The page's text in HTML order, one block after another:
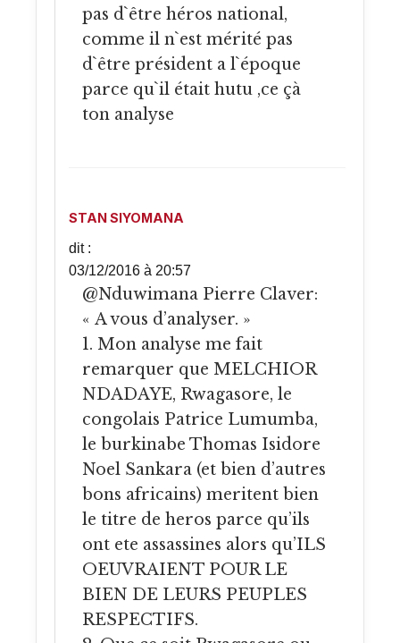
pas d`être héros national,
comme il n`est mérité pas
d`être président a l`époque
parce qu`il était hutu ,ce çà
ton analyse
STAN SIYOMANA
dit :
03/12/2016 à 20:57
@Nduwimana Pierre Claver:
« A vous d’analyser. »
1. Mon analyse me fait
remarquer que MELCHIOR
NDADAYE, Rwagasore, le
congolais Patrice Lumumba,
le burkinabe Thomas Isidore
Noel Sankara (et bien d’autres
bons africains) meritent bien
le titre de heros parce qu’ils
ont ete assassines alors qu’ILS
OEUVRAIENT POUR LE
BIEN DE LEURS PEUPLES
RESPECTIFS.